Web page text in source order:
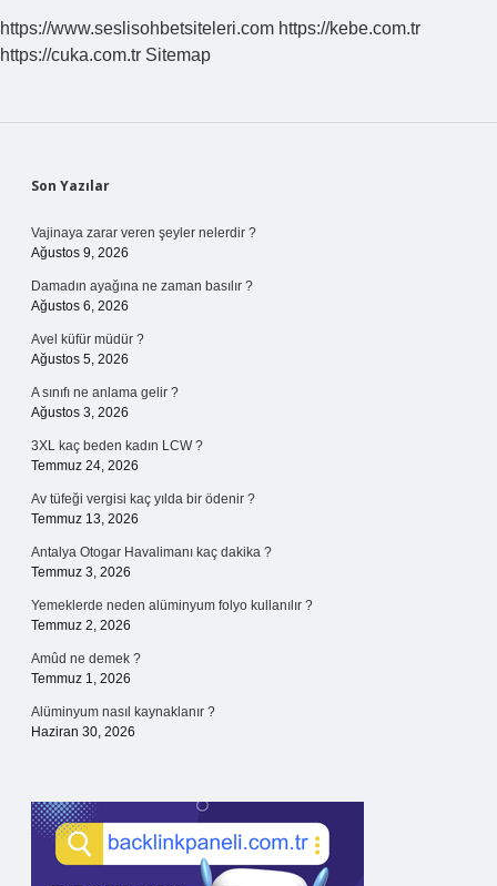
https://www.seslisohbetsiteleri.com https://kebe.com.tr
https://cuka.com.tr Sitemap
Sidebar
Son Yazılar
Vajinaya zarar veren şeyler nelerdir ?
Ağustos 9, 2026
Damadın ayağına ne zaman basılır ?
Ağustos 6, 2026
Avel küfür müdür ?
Ağustos 5, 2026
A sınıfı ne anlama gelir ?
Ağustos 3, 2026
3XL kaç beden kadın LCW ?
Temmuz 24, 2026
Av tüfeği vergisi kaç yılda bir ödenir ?
Temmuz 13, 2026
Antalya Otogar Havalimanı kaç dakika ?
Temmuz 3, 2026
Yemeklerde neden alüminyum folyo kullanılır ?
Temmuz 2, 2026
Amûd ne demek ?
Temmuz 1, 2026
Alüminyum nasıl kaynaklanır ?
Haziran 30, 2026